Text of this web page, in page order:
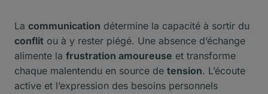
La communication détermine la capacité à sortir du
conflit ou à y rester piégé. Une absence d’échange
alimente la frustration amoureuse et transforme
chaque malentendu en source de tension. L’écoute
active et l’expression des besoins personnels